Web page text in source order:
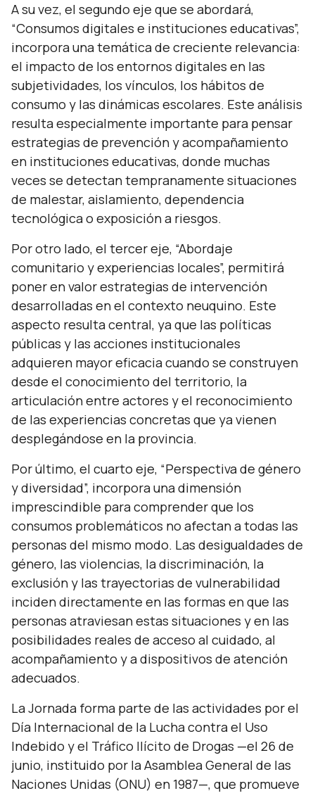
A su vez, el segundo eje que se abordará,
“Consumos digitales e instituciones educativas”,
incorpora una temática de creciente relevancia:
el impacto de los entornos digitales en las
subjetividades, los vínculos, los hábitos de
consumo y las dinámicas escolares. Este análisis
resulta especialmente importante para pensar
estrategias de prevención y acompañamiento
en instituciones educativas, donde muchas
veces se detectan tempranamente situaciones
de malestar, aislamiento, dependencia
tecnológica o exposición a riesgos.
Por otro lado, el tercer eje, “Abordaje
comunitario y experiencias locales”, permitirá
poner en valor estrategias de intervención
desarrolladas en el contexto neuquino. Este
aspecto resulta central, ya que las políticas
públicas y las acciones institucionales
adquieren mayor eficacia cuando se construyen
desde el conocimiento del territorio, la
articulación entre actores y el reconocimiento
de las experiencias concretas que ya vienen
desplegándose en la provincia.
Por último, el cuarto eje, “Perspectiva de género
y diversidad”, incorpora una dimensión
imprescindible para comprender que los
consumos problemáticos no afectan a todas las
personas del mismo modo. Las desigualdades de
género, las violencias, la discriminación, la
exclusión y las trayectorias de vulnerabilidad
inciden directamente en las formas en que las
personas atraviesan estas situaciones y en las
posibilidades reales de acceso al cuidado, al
acompañamiento y a dispositivos de atención
adecuados.
La Jornada forma parte de las actividades por el
Día Internacional de la Lucha contra el Uso
Indebido y el Tráfico Ilícito de Drogas —el 26 de
junio, instituido por la Asamblea General de las
Naciones Unidas (ONU) en 1987—, que promueve